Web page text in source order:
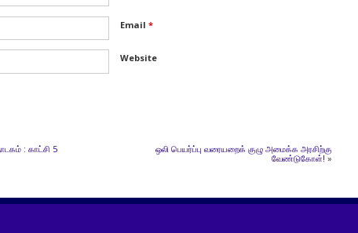
Email *
Website
: காட்சி 5
ஒலி பெயர்ப்பு வரையறைக் குழு அமைக்க அரசிற்கு
வேண்டுகோள்!»